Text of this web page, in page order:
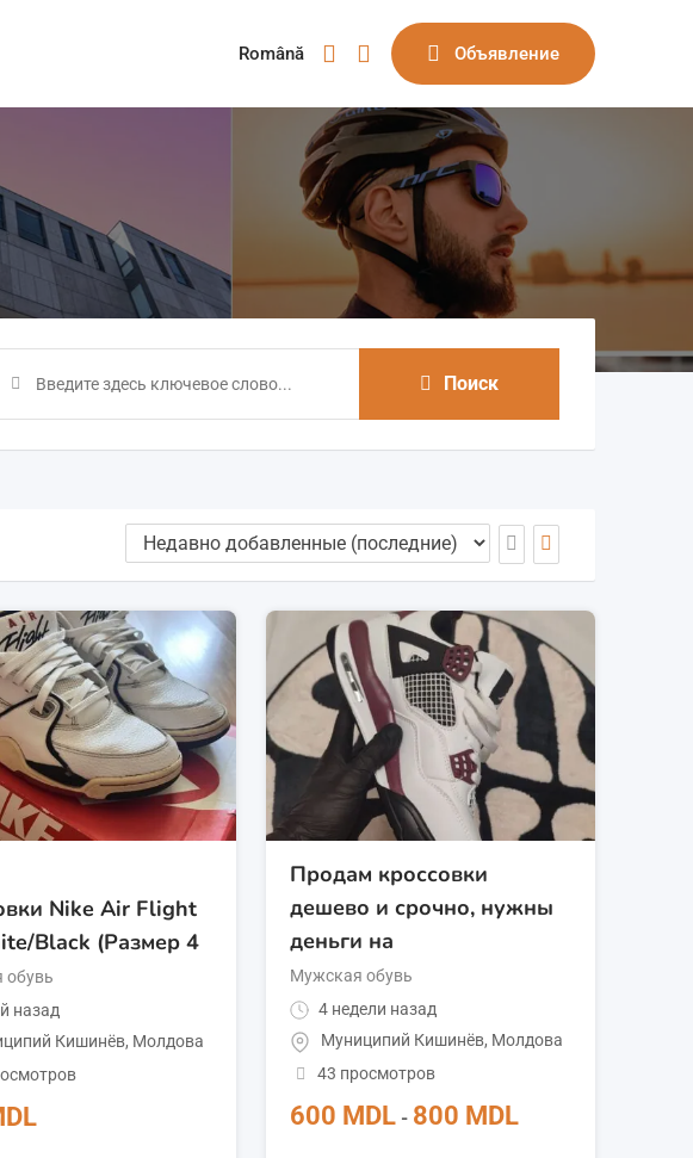
Română Объявление
Поиск
Nike Air Flight
Black (Размер 4
обувь
назад
Кишинёв, Молдова
Продам кроссовки
дешево и срочно, нужны
деньги на
Мужская обувь
4 недели назад
Муниципий Кишинёв, Молдова
43 просмотров
600 MDL - 800 MDL